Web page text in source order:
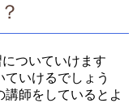
ついていけます
いけるでしょう
師をしているとよ